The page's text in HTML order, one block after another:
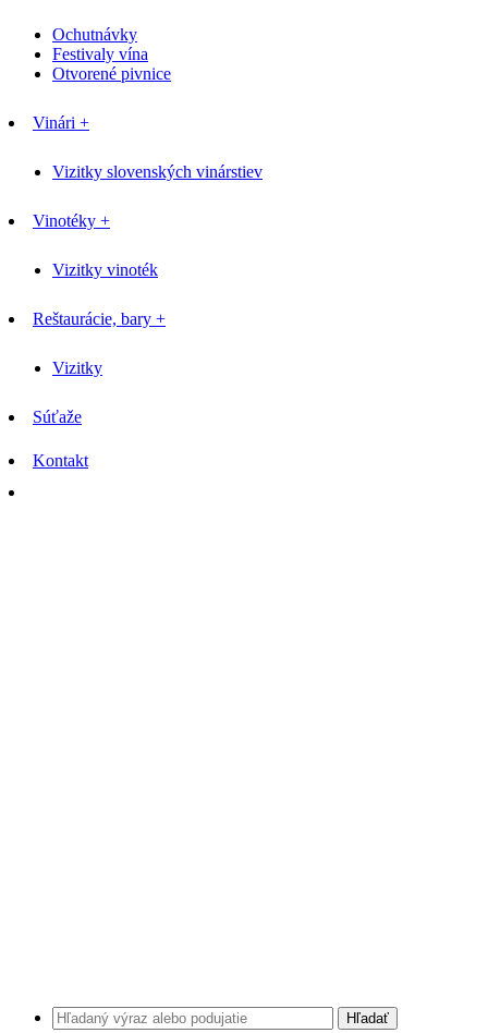
Ochutnávky
Festivaly vína
Otvorené pivnice
Vinári +
Vizitky slovenských vinárstiev
Vinotéky +
Vizitky vinoték
Reštaurácie, bary +
Vizitky
Súťaže
Kontakt
Hľadať